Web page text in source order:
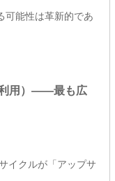
可能性は革新的であ
利用）――最も広
イクルが「アップサ